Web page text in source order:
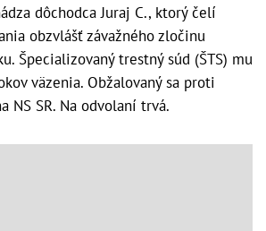
dôchodca Juraj C., ktorý čelí
obzvlášť závažného zločinu
Špecializovaný trestný súd (ŠTS) mu
väzenia. Obžalovaný sa proti
NS SR. Na odvolaní trvá.